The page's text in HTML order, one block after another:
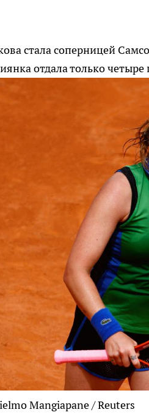
стала соперницей
отдала только
Mangiapane / Reuters